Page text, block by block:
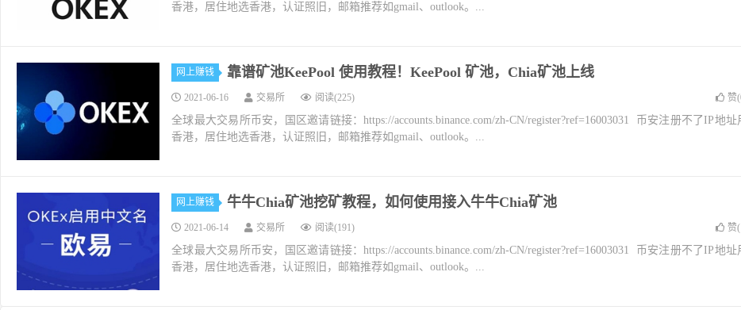
香港，居住地选香港，认证照旧，邮箱推荐如gmail、outlook。...
网上赚钱 靠谱矿池KeePool 使用教程！KeePool 矿池，Chia矿池上线
2021-06-16 交易所 阅读(225) 赞(
全球最大交易所币安，国区邀请链接：https://accounts.binance.com/zh-CN/register?ref=16003031 币安注册不了IP地址
香港，居住地选香港，认证照旧，邮箱推荐如gmail、outlook。...
网上赚钱 牛牛Chia矿池挖矿教程，如何使用接入牛牛Chia矿池
2021-06-14 交易所 阅读(191) 赞(
全球最大交易所币安，国区邀请链接：https://accounts.binance.com/zh-CN/register?ref=16003031 币安注册不了IP地址
香港，居住地选香港，认证照旧，邮箱推荐如gmail、outlook。...